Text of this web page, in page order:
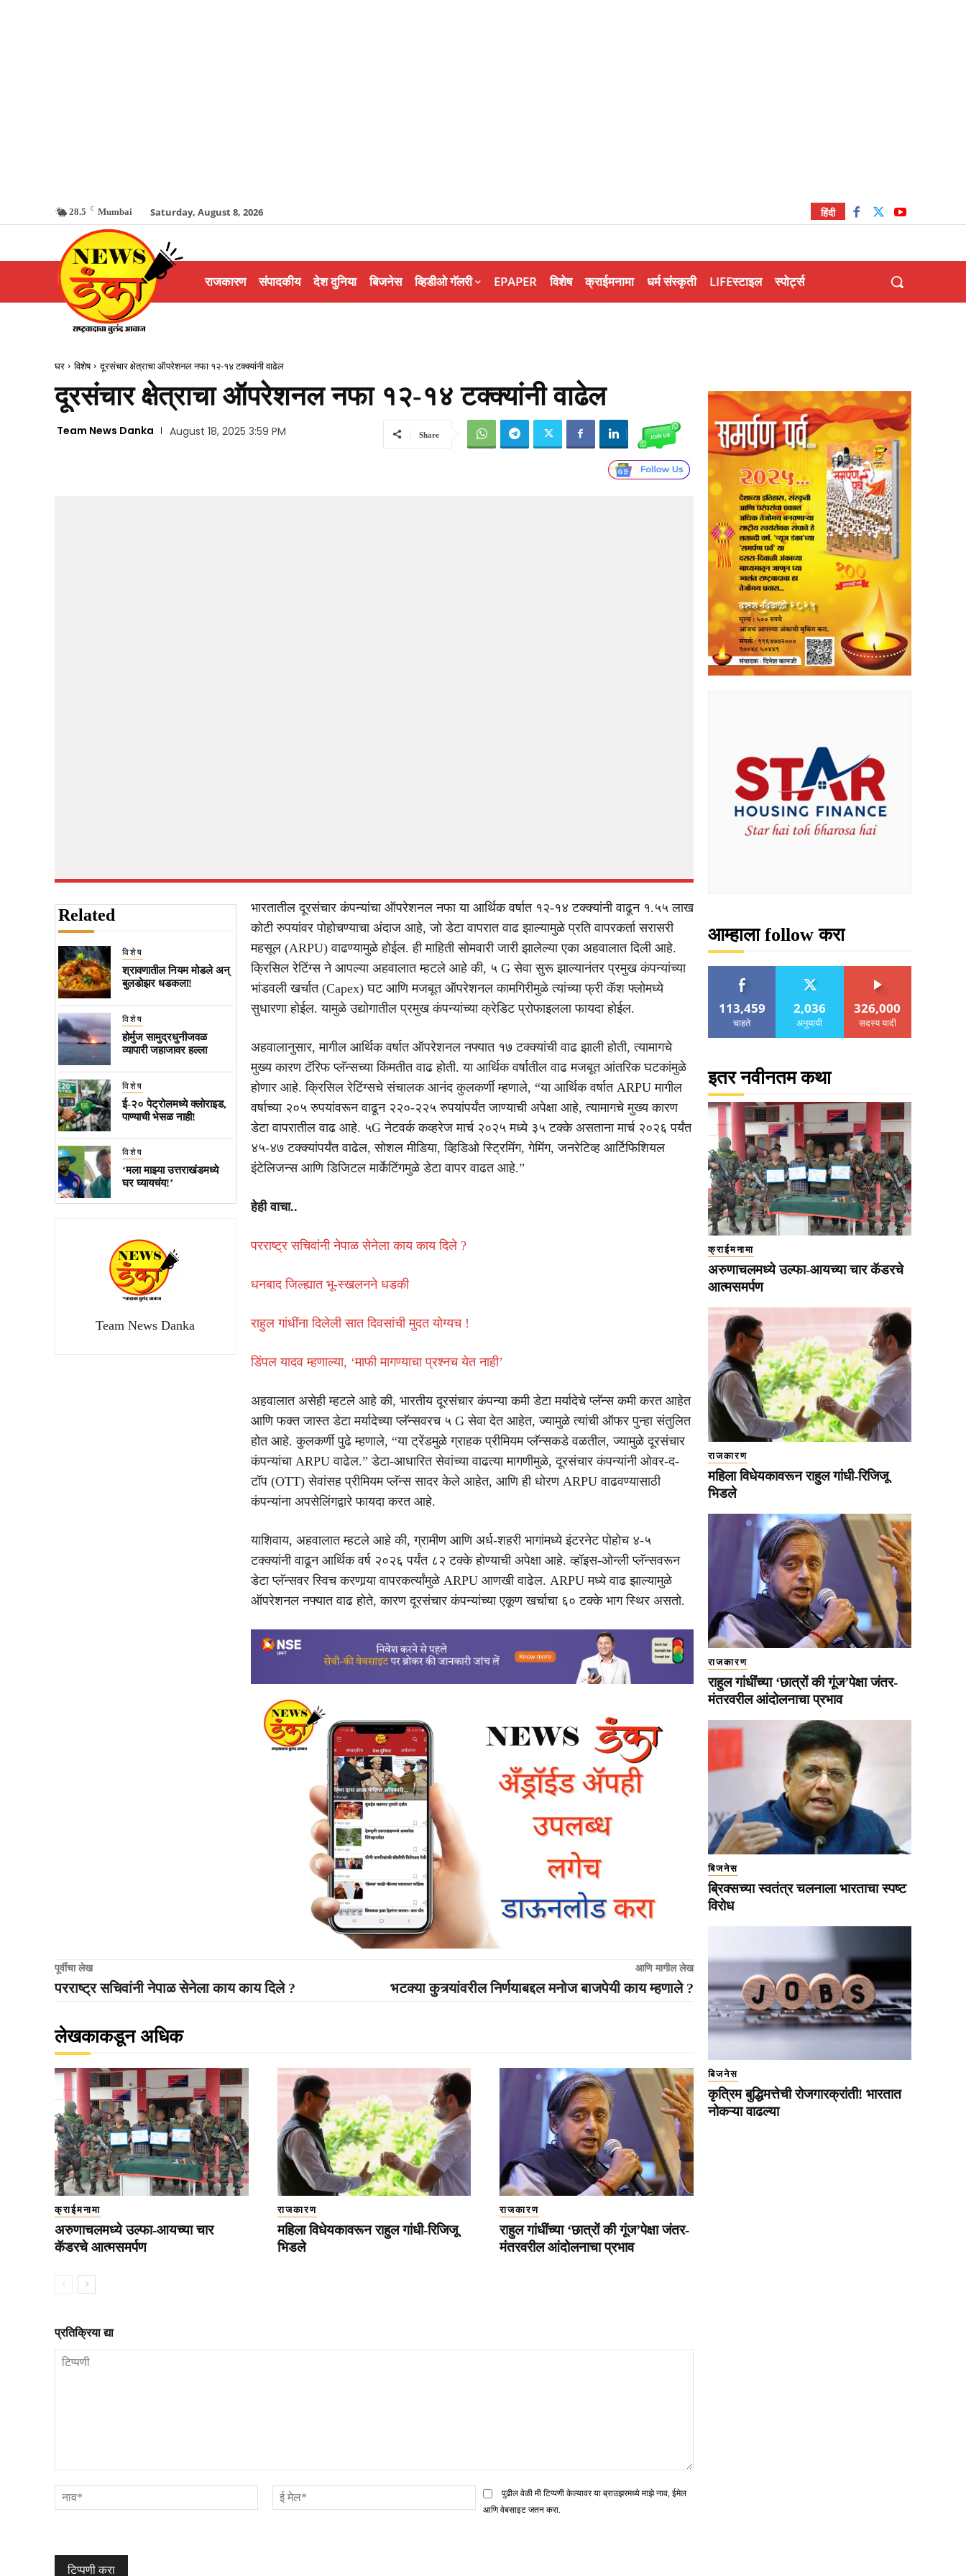
28.5 C Mumbai Saturday, August 8, 2026 हिंदी
राजकारण संपादकीय देश दुनिया बिजनेस व्हिडीओ गॅलरी EPAPER विशेष क्राईमनामा धर्म संस्कृती LIFEस्टाइल स्पोर्ट्स
घर विशेष दूरसंचार क्षेत्राचा ऑपरेशनल नफा १२-१४ टक्क्यांनी वाढेल
दूरसंचार क्षेत्राचा ऑपरेशनल नफा १२-१४ टक्क्यांनी वाढेल
Team News Danka August 18, 2025 3:59 PM Share
Related
विशेष
श्रावणातील नियम मोडले अन्
बुलडोझर धडकला!
विशेष
होर्मुज सामुद्रधुनीजवळ
व्यापारी जहाजावर हल्ला
विशेष
ई-२० पेट्रोलमध्ये क्लोराइड,
पाण्याची भेसळ नाही!
विशेष
‘मला माझ्या उत्तराखंडमध्ये
घर घ्यायचंय!’
Team News Danka
भारतातील दूरसंचार कंपन्यांचा ऑपरेशनल नफा या आर्थिक वर्षात १२-१४ टक्क्यांनी वाढून १.५५ लाख
कोटी रुपयांवर पोहोचण्याचा अंदाज आहे, जो डेटा वापरात वाढ झाल्यामुळे प्रति वापरकर्ता सरासरी
महसूल (ARPU) वाढण्यामुळे होईल. ही माहिती सोमवारी जारी झालेल्या एका अहवालात दिली आहे.
क्रिसिल रेटिंग्स ने आपल्या अहवालात म्हटले आहे की, ५ G सेवा सुरू झाल्यानंतर प्रमुख कंपन्यांच्या
भांडवली खर्चात (Capex) घट आणि मजबूत ऑपरेशनल कामगिरीमुळे त्यांच्या फ्री कॅश फ्लोमध्ये
सुधारणा होईल. यामुळे उद्योगातील प्रमुख कंपन्यांच्या क्रेडिट प्रोफाइलला फायदा होईल.
अहवालानुसार, मागील आर्थिक वर्षात ऑपरेशनल नफ्यात १७ टक्क्यांची वाढ झाली होती, त्यामागचे
मुख्य कारण टॅरिफ प्लॅन्सच्या किंमतीत वाढ होती. या आर्थिक वर्षातील वाढ मजबूत आंतरिक घटकांमुळे
होणार आहे. क्रिसिल रेटिंग्सचे संचालक आनंद कुलकर्णी म्हणाले, “या आर्थिक वर्षात ARPU मागील
वर्षाच्या २०५ रुपयांवरून वाढून २२०-२२५ रुपयांपर्यंत जाण्याची अपेक्षा आहे, त्यामागचे मुख्य कारण
डेटा वापरातील वाढ आहे. ५G नेटवर्क कव्हरेज मार्च २०२५ मध्ये ३५ टक्के असताना मार्च २०२६ पर्यंत
४५-४७ टक्क्यांपर्यंत वाढेल, सोशल मीडिया, व्हिडिओ स्ट्रिमिंग, गेमिंग, जनरेटिव्ह आर्टिफिशियल
इंटेलिजन्स आणि डिजिटल मार्केटिंगमुळे डेटा वापर वाढत आहे.”
हेही वाचा..
परराष्ट्र सचिवांनी नेपाळ सेनेला काय काय दिले ?
धनबाद जिल्ह्यात भू-स्खलनने धडकी
राहुल गांधींना दिलेली सात दिवसांची मुदत योग्यच !
डिंपल यादव म्हणाल्या, ‘माफी मागण्याचा प्रश्नच येत नाही’
अहवालात असेही म्हटले आहे की, भारतीय दूरसंचार कंपन्या कमी डेटा मर्यादेचे प्लॅन्स कमी करत आहेत
आणि फक्त जास्त डेटा मर्यादेच्या प्लॅन्सवरच ५ G सेवा देत आहेत, ज्यामुळे त्यांची ऑफर पुन्हा संतुलित
होत आहे. कुलकर्णी पुढे म्हणाले, “या ट्रेंडमुळे ग्राहक प्रीमियम प्लॅन्सकडे वळतील, ज्यामुळे दूरसंचार
कंपन्यांचा ARPU वाढेल.” डेटा-आधारित सेवांच्या वाढत्या मागणीमुळे, दूरसंचार कंपन्यांनी ओवर-द-
टॉप (OTT) सेवांसह प्रीमियम प्लॅन्स सादर केले आहेत, आणि ही धोरण ARPU वाढवण्यासाठी
कंपन्यांना अपसेलिंगद्वारे फायदा करत आहे.
याशिवाय, अहवालात म्हटले आहे की, ग्रामीण आणि अर्ध-शहरी भागांमध्ये इंटरनेट पोहोच ४-५
टक्क्यांनी वाढून आर्थिक वर्ष २०२६ पर्यंत ८२ टक्के होण्याची अपेक्षा आहे. व्हॉइस-ओन्ली प्लॅन्सवरून
डेटा प्लॅन्सवर स्विच करणार्‍या वापरकर्त्यांमुळे ARPU आणखी वाढेल. ARPU मध्ये वाढ झाल्यामुळे
ऑपरेशनल नफ्यात वाढ होते, कारण दूरसंचार कंपन्यांच्या एकूण खर्चाचा ६० टक्के भाग स्थिर असतो.
पूर्वीचा लेख
परराष्ट्र सचिवांनी नेपाळ सेनेला काय काय दिले ?
आणि मागील लेख
भटक्या कुत्र्यांवरील निर्णयाबद्दल मनोज बाजपेयी काय म्हणाले ?
लेखकाकडून अधिक
क्राईमनामा
अरुणाचलमध्ये उल्फा-आयच्या चार
कॅडरचे आत्मसमर्पण
राजकारण
महिला विधेयकावरून राहुल गांधी-रिजिजू
भिडले
राजकारण
राहुल गांधींच्या ‘छात्रों की गूंज’पेक्षा जंतर-
मंतरवरील आंदोलनाचा प्रभाव
प्रतिक्रिया द्या
नाव*
मेल*
पुढील वेळी मी टिप्पणी केल्यावर या ब्राउझरमध्ये माझे नाव, ईमेल
आणि वेबसाइट जतन करा.
आम्हाला follow करा
113,459
चाहते
2,036
अनुयायी
326,000
सदस्य यादी
इतर नवीनतम कथा
क्राईमनामा
अरुणाचलमध्ये उल्फा-आयच्या चार कॅडरचे
आत्मसमर्पण
राजकारण
महिला विधेयकावरून राहुल गांधी-रिजिजू
भिडले
राजकारण
राहुल गांधींच्या ‘छात्रों की गूंज’पेक्षा जंतर-
मंतरवरील आंदोलनाचा प्रभाव
बिजनेस
ब्रिक्सच्या स्वतंत्र चलनाला भारताचा स्पष्ट
विरोध
बिजनेस
कृत्रिम बुद्धिमत्तेची रोजगारक्रांती! भारतात
नोकऱ्या वाढल्या